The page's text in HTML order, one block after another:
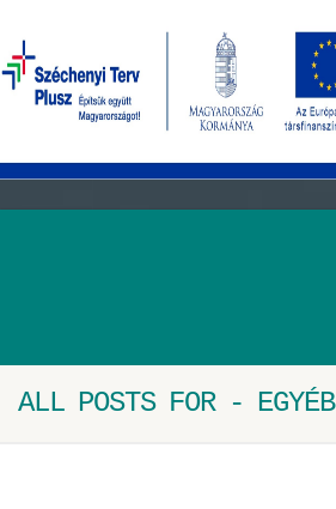
ALL POSTS FOR - EGYÉB